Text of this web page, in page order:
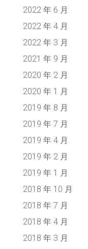
2022 年 6 月
2022 年 4 月
2022 年 3 月
2021 年 9 月
2020 年 2 月
2020 年 1 月
2019 年 8 月
2019 年 7 月
2019 年 4 月
2019 年 2 月
2019 年 1 月
2018 年 10 月
2018 年 7 月
2018 年 4 月
2018 年 3 月